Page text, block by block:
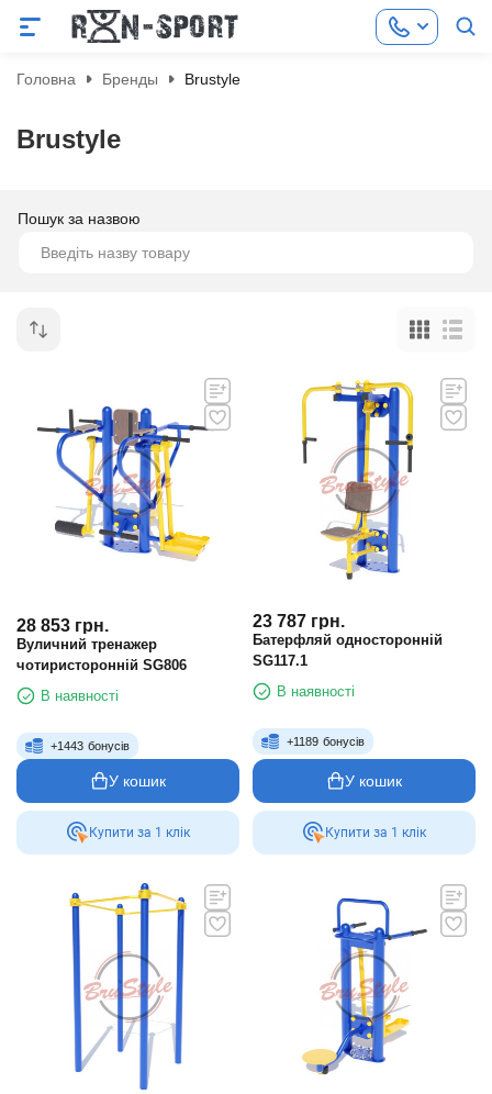
Головна Бренды Brustyle
Brustyle
Пошук за назвою
28 853 грн.
Вуличний тренажер
чотиристоронній SG806
В наявності
+1443 бонусів
У кошик
Купити за 1 клiк
23 787 грн.
Батерфляй односторонній
SG117.1
В наявності
+1189 бонусів
У кошик
Купити за 1 клiк